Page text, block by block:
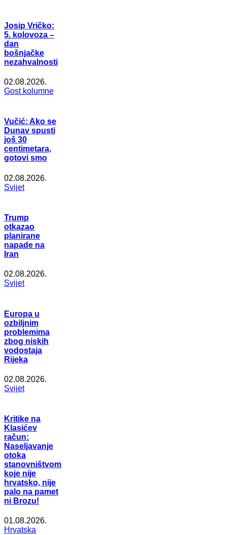
Josip Vričko:
5. kolovoza –
dan
bošnjačke
nezahvalnosti
02.08.2026.
Gost kolumne
Vučić: Ako se
Dunav spusti
još 30
centimetara,
gotovi smo
02.08.2026.
Svijet
Trump
otkazao
planirane
napade na
Iran
02.08.2026.
Svijet
Europa u
ozbiljnim
problemima
zbog niskih
vodostaja
Rijeka
02.08.2026.
Svijet
Kritike na
Klasićev
račun:
Naseljavanje
otoka
stanovništvom
koje nije
hrvatsko, nije
palo na pamet
ni Brozu!
01.08.2026.
Hrvatska